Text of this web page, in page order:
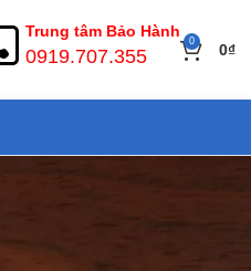
Trung tâm Bảo Hành
0919.707.355
0 0₫